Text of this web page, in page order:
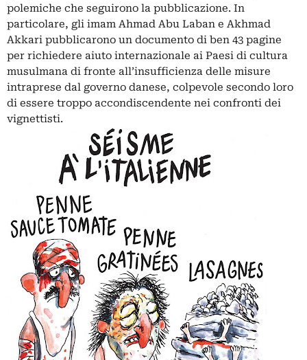
polemiche che seguirono la pubblicazione. In
particolare, gli imam Ahmad Abu Laban e Akhmad
Akkari pubblicarono un documento di ben 43 pagine
per richiedere aiuto internazionale ai Paesi di cultura
musulmana di fronte all’insufficienza delle misure
intraprese dal governo danese, colpevole secondo loro
di essere troppo accondiscendente nei confronti dei
vignettisti.